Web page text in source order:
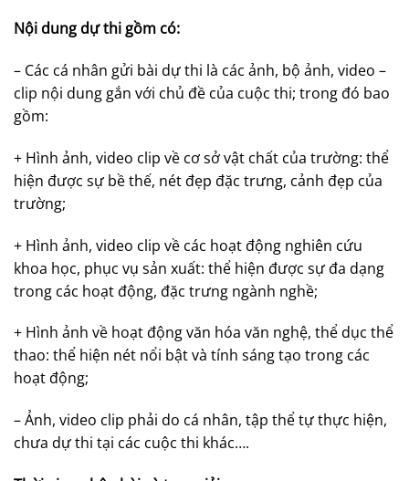
Nội dung dự thi gồm có:
– Các cá nhân gửi bài dự thi là các ảnh, bộ ảnh, video –
clip nội dung gắn với chủ đề của cuộc thi; trong đó bao
gồm:
+ Hình ảnh, video clip về cơ sở vật chất của trường: thể
hiện được sự bề thế, nét đẹp đặc trưng, cảnh đẹp của
trường;
+ Hình ảnh, video clip về các hoạt động nghiên cứu
khoa học, phục vụ sản xuất: thể hiện được sự đa dạng
trong các hoạt động, đặc trưng ngành nghề;
+ Hình ảnh về hoạt động văn hóa văn nghệ, thể dục thể
thao: thể hiện nét nổi bật và tính sáng tạo trong các
hoạt động;
– Ảnh, video clip phải do cá nhân, tập thể tự thực hiện,
chưa dự thi tại các cuộc thi khác….